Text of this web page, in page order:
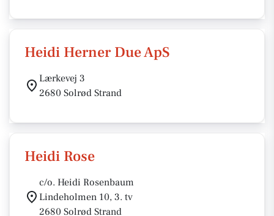
Heidi Herner Due ApS
Lærkevej 3
2680 Solrød Strand
Heidi Rose
c/o. Heidi Rosenbaum
Lindeholmen 10, 3. tv
2680 Solrød Strand